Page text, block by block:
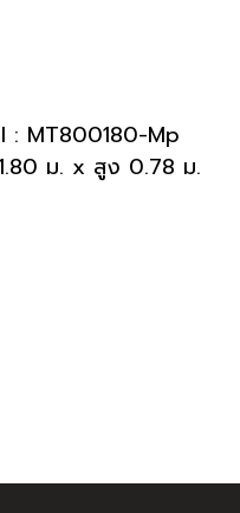
: MT800180-Mp
ม. x สูง 0.78 ม.